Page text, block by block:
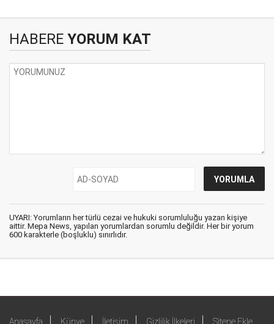
HABERE YORUM KAT
UYARI: Yorumların her türlü cezai ve hukuki sorumluluğu yazan kişiye
aittir. Mepa News, yapılan yorumlardan sorumlu değildir. Her bir yorum
600 karakterle (boşluklu) sınırlıdır.
Anasayfa Künye İletişim Gizlilik İlkeleri Sitene Ekle